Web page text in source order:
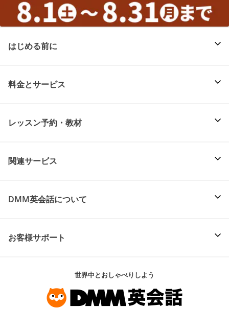
はじめる前に
料金とサービス
レッスン予約・教材
関連サービス
DMM英会話について
お客様サポート
世界中とおしゃべりしよう